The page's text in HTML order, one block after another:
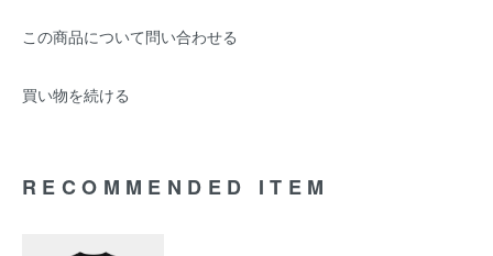
この商品について問い合わせる
買い物を続ける
RECOMMENDED ITEM